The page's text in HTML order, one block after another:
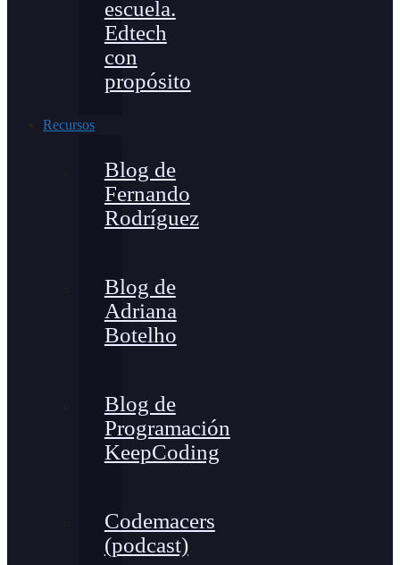
escuela.
Edtech
con
propósito
Recursos
Blog de
Fernando
Rodríguez
Blog de
Adriana
Botelho
Blog de
Programación
KeepCoding
Codemacers
(podcast)